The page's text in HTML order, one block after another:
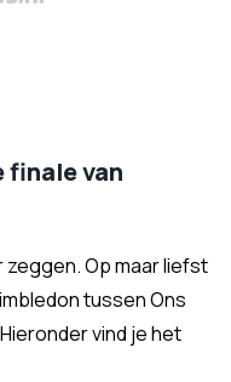
finale van
zeggen. Op maar liefst
tussen Ons
vind je het